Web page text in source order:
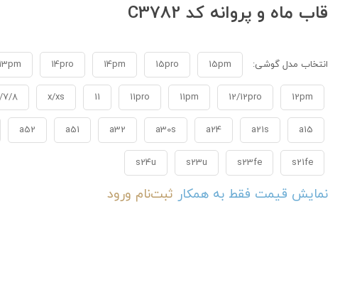
قاب ماه و پروانه کد C3782
انتخاب مدل گوشی: 15pm
15pro
14pm
14pro
13pm
12pm
12/12pro
11pm
11pro
11
x/xs
7/8/se
a15
a21s
a24
a30s
a32
a51
a52
s21fe
s23fe
s23u
s24u
نمایش قیمت فقط به همکار ثبت‌نام ورود